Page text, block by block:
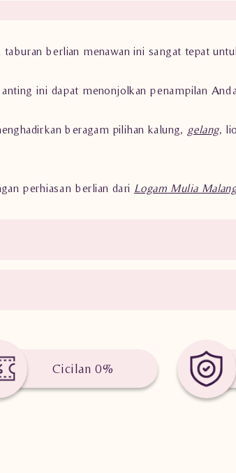
berlian menawan ini sangat tepat
ini dapat menonjolkan penampilan
beragam pilihan kalung, gelang,
perhiasan berlian dari Logam Mulia
Cicilan 0%